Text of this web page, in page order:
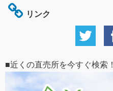
リンク
■近くの直売所を今すぐ検索！